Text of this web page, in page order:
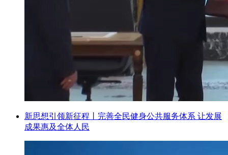
新思想引领新征程丨完善全民健身公共服务体系 让发展
成果惠及全体人民